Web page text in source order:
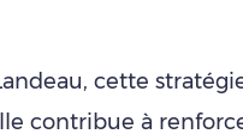
cette
contribue à